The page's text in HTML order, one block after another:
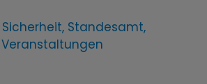
Standesamt,